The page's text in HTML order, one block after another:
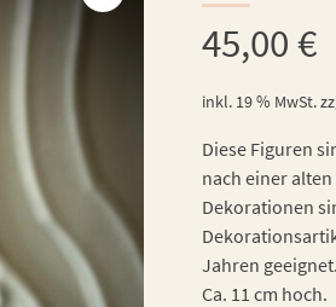
45,00€
inkl. 19 % MwSt.
Diese Figuren
nach einer
Dekorationen
Jahren geeignet.
Ca. 11 cm hoch.